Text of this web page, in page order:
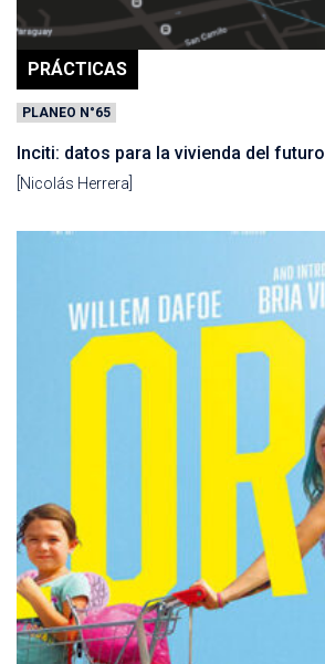
PRÁCTICAS
PLANEO N°65
Inciti: datos para la vivienda del futuro
[Nicolás Herrera]